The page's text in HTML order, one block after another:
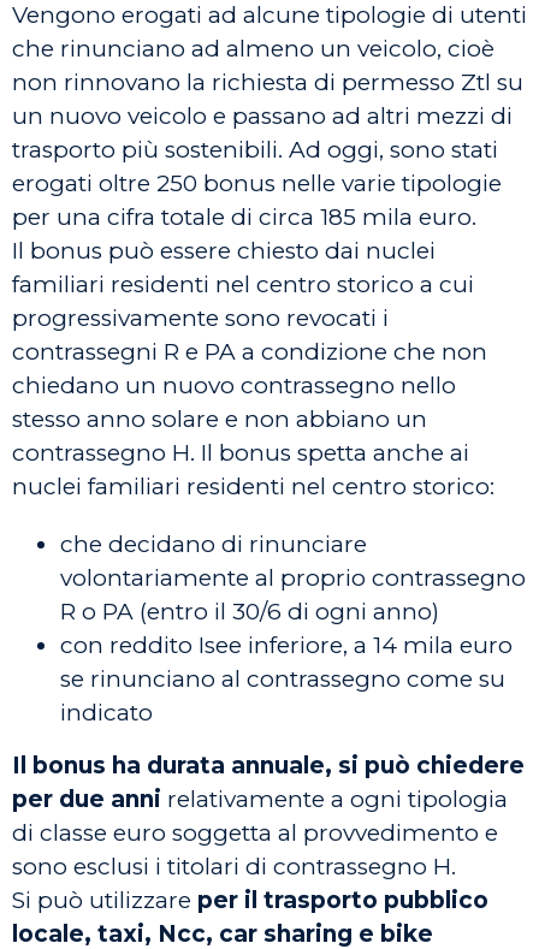
Vengono erogati ad alcune tipologie di utenti
che rinunciano ad almeno un veicolo, cioè
non rinnovano la richiesta di permesso Ztl su
un nuovo veicolo e passano ad altri mezzi di
trasporto più sostenibili. Ad oggi, sono stati
erogati oltre 250 bonus nelle varie tipologie
per una cifra totale di circa 185 mila euro.
Il bonus può essere chiesto dai nuclei
familiari residenti nel centro storico a cui
progressivamente sono revocati i
contrassegni R e PA a condizione che non
chiedano un nuovo contrassegno nello
stesso anno solare e non abbiano un
contrassegno H. Il bonus spetta anche ai
nuclei familiari residenti nel centro storico:
che decidano di rinunciare
volontariamente al proprio contrassegno
R o PA (entro il 30/6 di ogni anno)
con reddito Isee inferiore, a 14 mila euro
se rinunciano al contrassegno come su
indicato
Il bonus ha durata annuale, si può chiedere
per due anni relativamente a ogni tipologia
di classe euro soggetta al provvedimento e
sono esclusi i titolari di contrassegno H.
Si può utilizzare per il trasporto pubblico
locale, taxi, Ncc, car sharing e bike